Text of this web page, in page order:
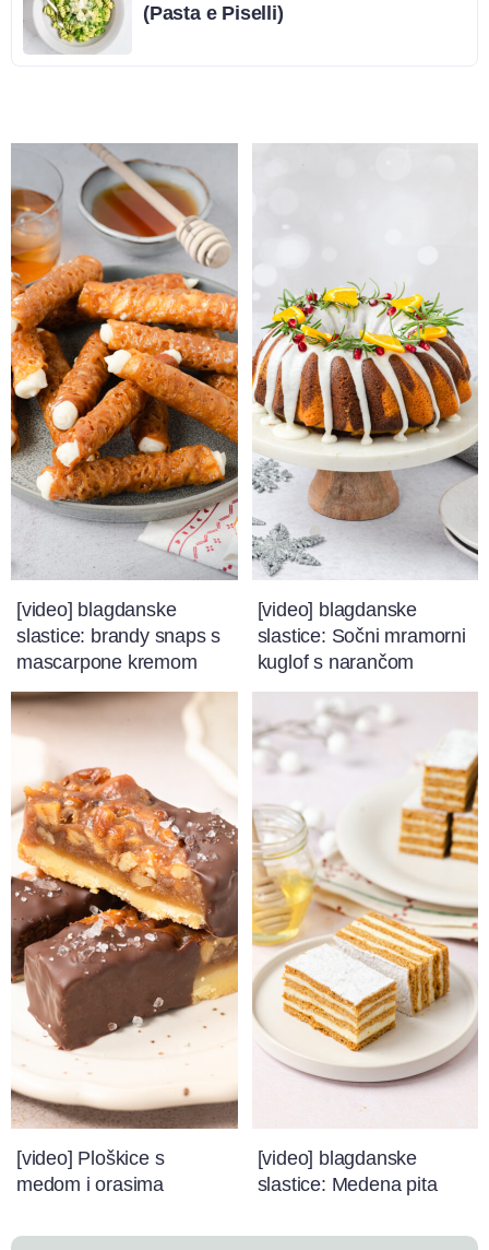
(Pasta e Piselli)
[video] blagdanske
slastice: brandy snaps s
mascarpone kremom
[video] blagdanske
slastice: Sočni mramorni
kuglof s narančom
[video] Ploškice s
medom i orasima
[video] blagdanske
slastice: Medena pita